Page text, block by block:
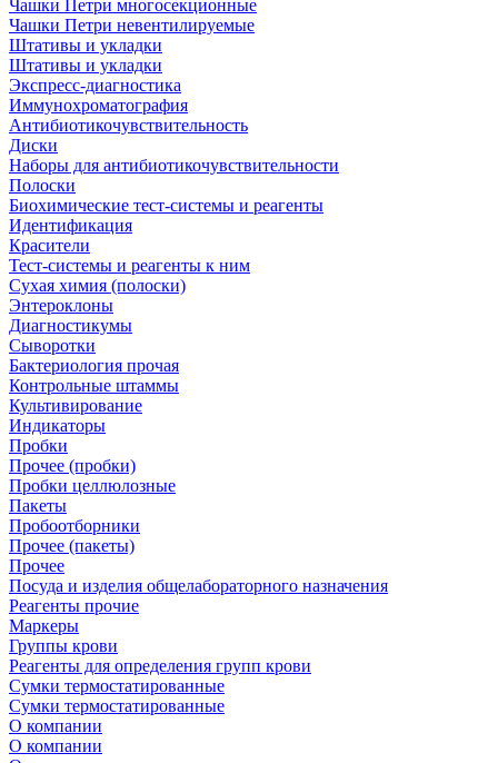
Чашки Петри многосекционные
Чашки Петри невентилируемые
Штативы и укладки
Штативы и укладки
Экспресс-диагностика
Иммунохроматография
Антибиотикочувствительность
Диски
Наборы для антибиотикочувствительности
Полоски
Биохимические тест-системы и реагенты
Идентификация
Красители
Тест-системы и реагенты к ним
Сухая химия (полоски)
Энтероклоны
Диагностикумы
Сыворотки
Бактериология прочая
Контрольные штаммы
Культивирование
Индикаторы
Пробки
Прочее (пробки)
Пробки целлюлозные
Пакеты
Пробоотборники
Прочее (пакеты)
Прочее
Посуда и изделия общелабораторного назначения
Реагенты прочие
Маркеры
Группы крови
Реагенты для определения групп крови
Сумки термостатированные
Сумки термостатированные
О компании
О компании